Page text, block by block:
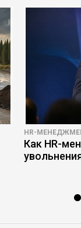
HR-
Как HR-